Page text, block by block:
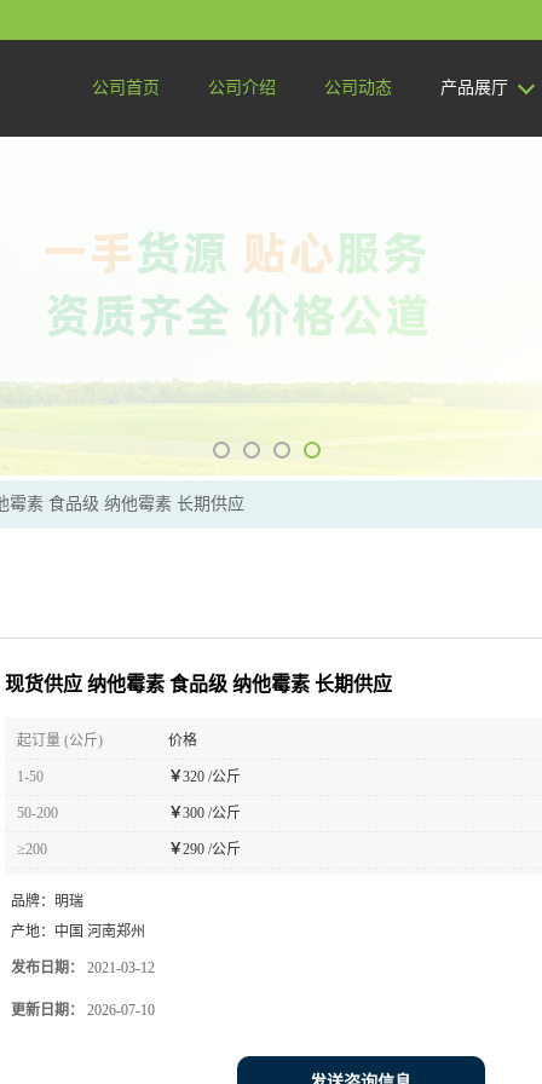
公司首页 公司介绍 公司动态 产品展厅
霉素 食品级 纳他霉素 长期供应
现货供应 纳他霉素 食品级 纳他霉素 长期供应
起订量 (公斤) 价格
1-50 ￥320 /公斤
50-200 ￥300 /公斤
≥200 ￥290 /公斤
品牌： 明瑞
产地： 中国 河南郑州
发布日期： 2021-03-12
更新日期： 2026-07-10